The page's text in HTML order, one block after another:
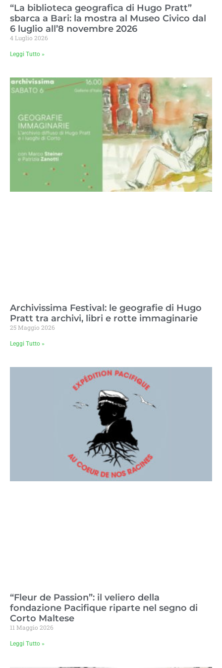
“La biblioteca geografica di Hugo Pratt”
sbarca a Bari: la mostra al Museo Civico dal
6 luglio all’8 novembre 2026
4 Luglio 2026
Leggi Tutto »
Archivissima Festival: le geografie di Hugo
Pratt tra archivi, libri e rotte immaginarie
25 Maggio 2026
Leggi Tutto »
“Fleur de Passion”: il veliero della
fondazione Pacifique riparte nel segno di
Corto Maltese
11 Maggio 2026
Leggi Tutto »